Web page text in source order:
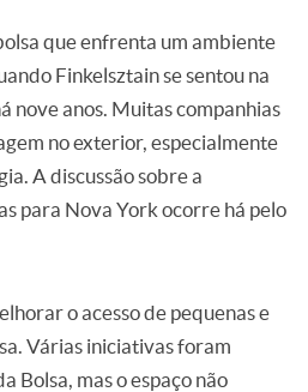
que enfrenta um ambiente
Finkelsztain se sentou na
nove anos. Muitas companhias
no exterior, especialmente
A discussão sobre a
para Nova York ocorre há pelo
o acesso de pequenas e
Várias iniciativas foram
Bolsa, mas o espaço não